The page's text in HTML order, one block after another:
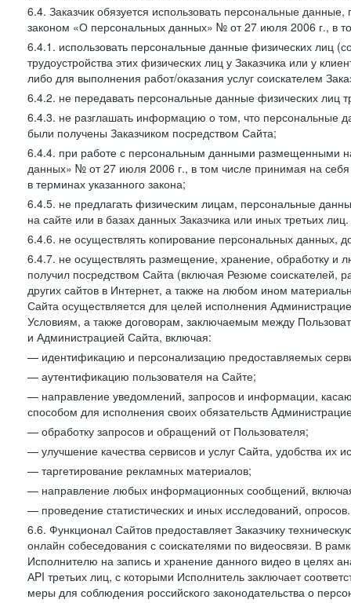
6.4. Заказчик обязуется использовать персональные
законом «О персональных данных» № от 27 июля 2006 г., в
6.4.1. использовать персональные данные физических лиц
трудоустройства этих физических лиц у Заказчика или у
либо для выполнения работ/оказания услуг соискателем
6.4.2. не передавать персональные данные физических лиц
6.4.3. не разглашать информацию о том, что персональные
были получены Заказчиком посредством Сайта;
6.4.4. при работе с персональным данными размещенными
данных» № от 27 июля 2006 г., в том числе принимая на
в терминах указанного закона;
6.4.5. не предлагать физическим лицам, персональные
на сайте или в базах данных Заказчика или иных третьих лиц.
6.4.6. не осуществлять копирование персональных данных,
6.4.7. не осуществлять размещение, хранение, обработку и
получил посредством Сайта (включая Резюме
других сайтов в Интернет, а также на любом ином
Сайта осуществляется для целей исполнения
Условиям, а также договорам, заключаемым между
и Администрацией Сайта, включая:
— идентификацию и персонализацию предоставляемых
— аутентификацию пользователя на Сайте;
— направление уведомлений, запросов и информации,
способом для исполнения своих обязательств
— обработку запросов и обращений от Пользователя;
— улучшение качества сервисов и услуг Сайта, удобства их
— таргетирование рекламных материалов;
— направление любых информационных сообщений,
— проведение статистических и иных исследований, опросов.
6.6. Функционал Сайтов предоставляет Заказчику
онлайн собеседования с соискателями по видеосвязи. В
Исполнителю на запись и хранение данного видео в целях
АPI третьих лиц, с которыми Исполнитель заключает
меры для соблюдения российского законодательства о